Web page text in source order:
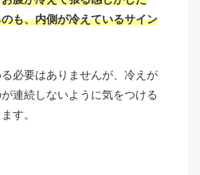
も、内側が冷えているサイン
必要はありませんが、冷えが
連続しないように気をつける
す。